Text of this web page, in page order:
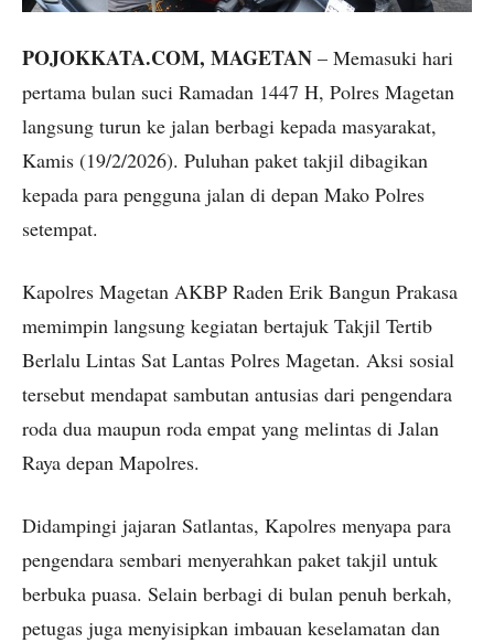
POJOKKATA.COM, MAGETAN – Memasuki hari
pertama bulan suci Ramadan 1447 H, Polres Magetan
langsung turun ke jalan berbagi kepada masyarakat,
Kamis (19/2/2026). Puluhan paket takjil dibagikan
kepada para pengguna jalan di depan Mako Polres
setempat.
Kapolres Magetan AKBP Raden Erik Bangun Prakasa
memimpin langsung kegiatan bertajuk Takjil Tertib
Berlalu Lintas Sat Lantas Polres Magetan. Aksi sosial
tersebut mendapat sambutan antusias dari pengendara
roda dua maupun roda empat yang melintas di Jalan
Raya depan Mapolres.
Didampingi jajaran Satlantas, Kapolres menyapa para
pengendara sembari menyerahkan paket takjil untuk
berbuka puasa. Selain berbagi di bulan penuh berkah,
petugas juga menyisipkan imbauan keselamatan dan